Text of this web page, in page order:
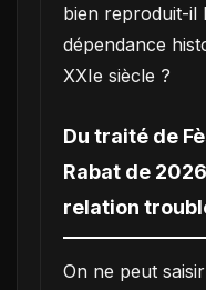
bien reproduit-il
dépendance
XXIe siècle ?
Du traité de
Rabat de
relation
On ne peut